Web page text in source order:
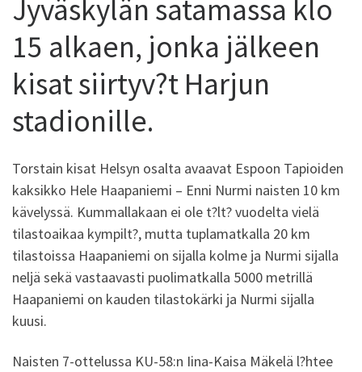
Jyväskylän satamassa klo
15 alkaen, jonka jälkeen
kisat siirtyv?t Harjun
stadionille.
Torstain kisat Helsyn osalta avaavat Espoon Tapioiden
kaksikko Hele Haapaniemi – Enni Nurmi naisten 10 km
kävelyssä. Kummallakaan ei ole t?lt? vuodelta vielä
tilastoaikaa kympilt?, mutta tuplamatkalla 20 km
tilastoissa Haapaniemi on sijalla kolme ja Nurmi sijalla
neljä sekä vastaavasti puolimatkalla 5000 metrillä
Haapaniemi on kauden tilastokärki ja Nurmi sijalla
kuusi.
Naisten 7-ottelussa KU-58:n Iina-Kaisa Mäkelä l?htee